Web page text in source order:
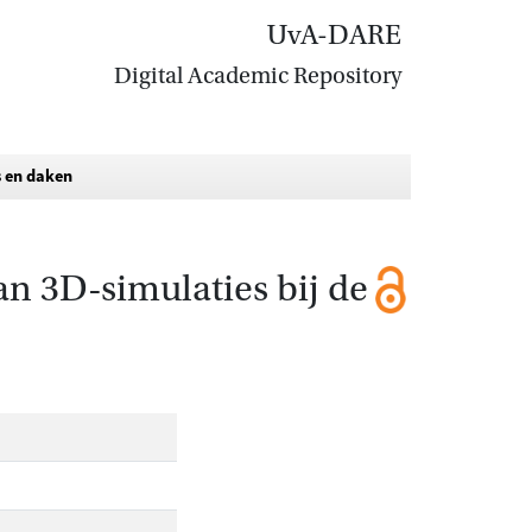
UvA-DARE
Digital Academic Repository
daken
3D-simulaties bij de